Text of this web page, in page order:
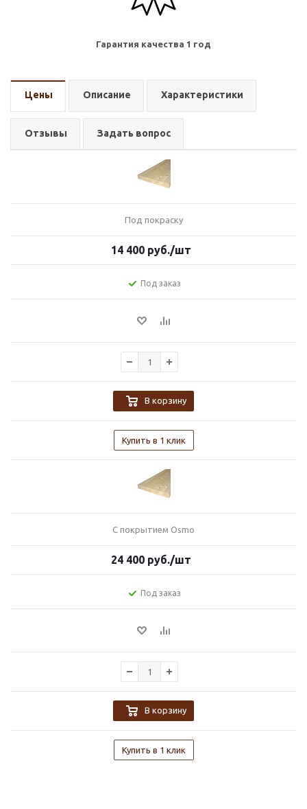
Гарантия качества 1 год
Цены Описание Характеристики
Отзывы Задать вопрос
Под покраску
14 400 руб./шт
Под заказ
В корзину
Купить в 1 клик
С покрытием Osmo
24 400 руб./шт
Под заказ
В корзину
Купить в 1 клик